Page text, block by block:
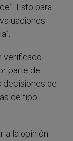
Esto para
verificado
parte de
decisiones de
de tipo
a la opinión